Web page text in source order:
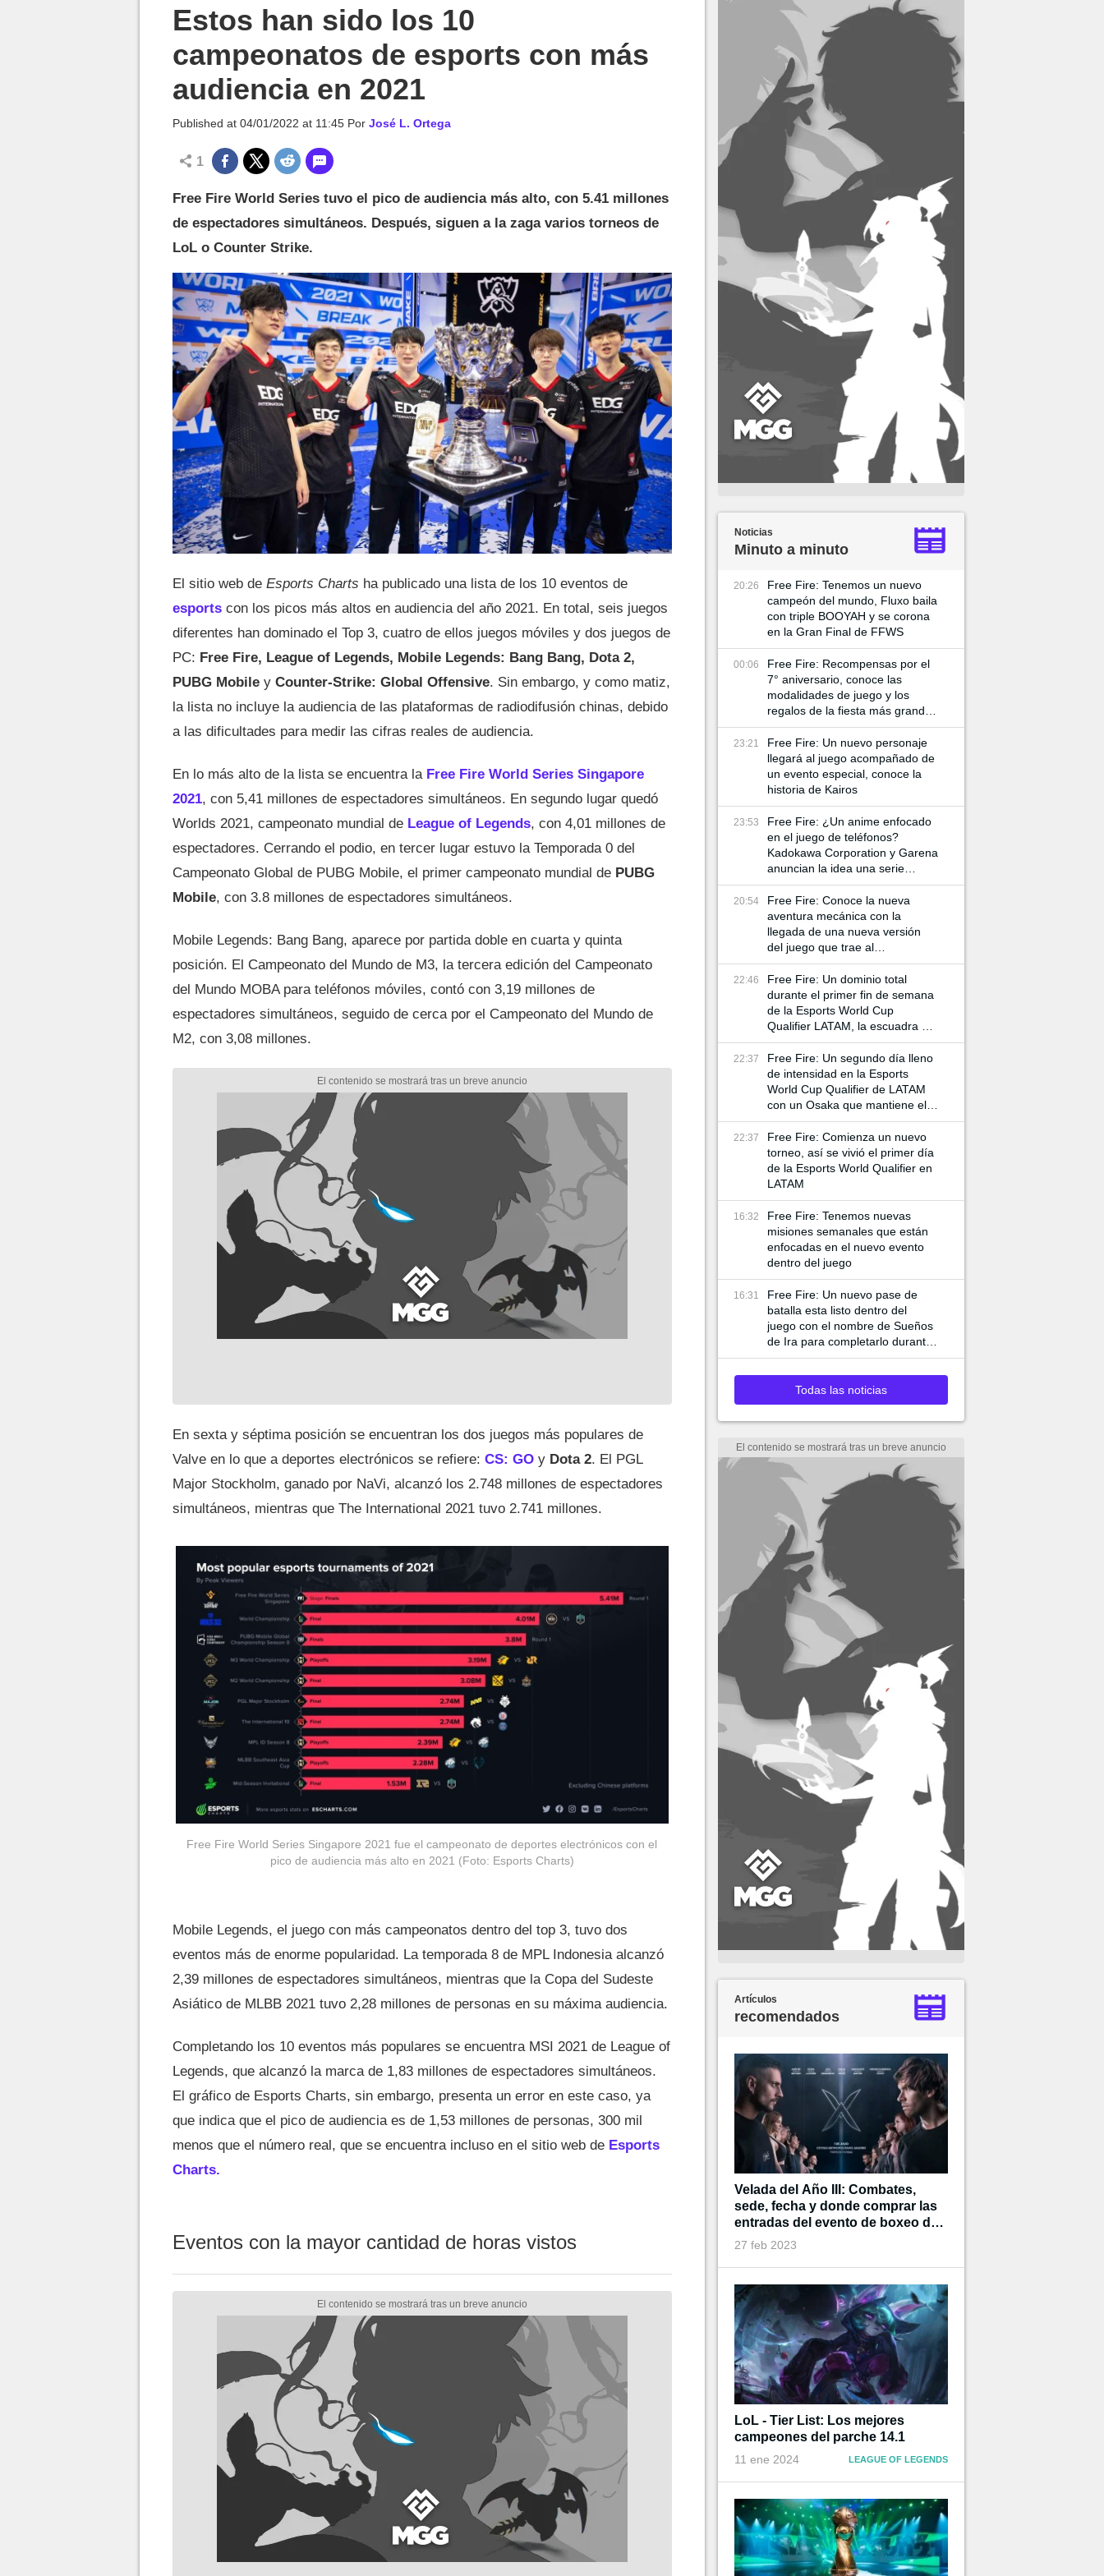
Estos han sido los 10
campeonatos de esports con más
audiencia en 2021
Published at 04/01/2022 at 11:45 Por José L. Ortega
1
Free Fire World Series tuvo el pico de audiencia más alto, con 5.41 millones
de espectadores simultáneos. Después, siguen a la zaga varios torneos de
LoL o Counter Strike.
El sitio web de Esports Charts ha publicado una lista de los 10 eventos de
esports con los picos más altos en audiencia del año 2021. En total, seis juegos
diferentes han dominado el Top 3, cuatro de ellos juegos móviles y dos juegos de
PC: Free Fire, League of Legends, Mobile Legends: Bang Bang, Dota 2,
PUBG Mobile y Counter-Strike: Global Offensive. Sin embargo, y como matiz,
la lista no incluye la audiencia de las plataformas de radiodifusión chinas, debido
a las dificultades para medir las cifras reales de audiencia.
En lo más alto de la lista se encuentra la Free Fire World Series Singapore
2021, con 5,41 millones de espectadores simultáneos. En segundo lugar quedó
Worlds 2021, campeonato mundial de League of Legends, con 4,01 millones de
espectadores. Cerrando el podio, en tercer lugar estuvo la Temporada 0 del
Campeonato Global de PUBG Mobile, el primer campeonato mundial de PUBG
Mobile, con 3.8 millones de espectadores simultáneos.
Mobile Legends: Bang Bang, aparece por partida doble en cuarta y quinta
posición. El Campeonato del Mundo de M3, la tercera edición del Campeonato
del Mundo MOBA para teléfonos móviles, contó con 3,19 millones de
espectadores simultáneos, seguido de cerca por el Campeonato del Mundo de
M2, con 3,08 millones.
En sexta y séptima posición se encuentran los dos juegos más populares de
Valve en lo que a deportes electrónicos se refiere: CS: GO y Dota 2. El PGL
Major Stockholm, ganado por NaVi, alcanzó los 2.748 millones de espectadores
simultáneos, mientras que The International 2021 tuvo 2.741 millones.
Free Fire World Series Singapore 2021 fue el campeonato de deportes electrónicos con el
pico de audiencia más alto en 2021 (Foto: Esports Charts)
Mobile Legends, el juego con más campeonatos dentro del top 3, tuvo dos
eventos más de enorme popularidad. La temporada 8 de MPL Indonesia alcanzó
2,39 millones de espectadores simultáneos, mientras que la Copa del Sudeste
Asiático de MLBB 2021 tuvo 2,28 millones de personas en su máxima audiencia.
Completando los 10 eventos más populares se encuentra MSI 2021 de League of
Legends, que alcanzó la marca de 1,83 millones de espectadores simultáneos.
El gráfico de Esports Charts, sin embargo, presenta un error en este caso, ya
que indica que el pico de audiencia es de 1,53 millones de personas, 300 mil
menos que el número real, que se encuentra incluso en el sitio web de Esports
Charts.
Eventos con la mayor cantidad de horas vistos
Noticias
Minuto a minuto
20:26
Free Fire: Tenemos un nuevo
campeón del mundo, Fluxo baila
con triple BOOYAH y se corona
en la Gran Final de FFWS
00:06
Free Fire: Recompensas por el
7° aniversario, conoce las
modalidades de juego y los
regalos de la fiesta más grande
del año en el juego
23:21
Free Fire: Un nuevo personaje
llegará al juego acompañado de
un evento especial, conoce la
historia de Kairos
23:53
Free Fire: ¿Un anime enfocado
en el juego de teléfonos?
Kadokawa Corporation y Garena
anuncian la idea una serie
animada
20:54
Free Fire: Conoce la nueva
aventura mecánica con la
llegada de una nueva versión
del juego que trae al
Mecadragón
22:46
Free Fire: Un dominio total
durante el primer fin de semana
de la Esports World Cup
Qualifier LATAM, la escuadra de
Osaka se queda con el primer
lugar de la tabla
22:37
Free Fire: Un segundo día lleno
de intensidad en la Esports
World Cup Qualifier de LATAM
con un Osaka que mantiene el
primer puesto.
22:37
Free Fire: Comienza un nuevo
torneo, así se vivió el primer día
de la Esports World Qualifier en
LATAM
16:32
Free Fire: Tenemos nuevas
misiones semanales que están
enfocadas en el nuevo evento
dentro del juego
16:31
Free Fire: Un nuevo pase de
batalla esta listo dentro del
juego con el nombre de Sueños
de Ira para completarlo durante
los próximos meses
Todas las noticias
Artículos
recomendados
Velada del Año III: Combates,
sede, fecha y donde comprar las
entradas del evento de boxeo de
Ibai
27 feb 2023
LoL - Tier List: Los mejores
campeones del parche 14.1
11 ene 2024 LEAGUE OF LEGENDS